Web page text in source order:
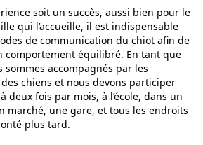
soit un succès, aussi bien pour le
qui l’accueille, il est indispensable
de communication du chiot afin de
comportement équilibré. En tant que
sommes accompagnés par les
chiens et nous devons participer
deux fois par mois, à l’école, dans un
marché, une gare, et tous les endroits
plus tard.